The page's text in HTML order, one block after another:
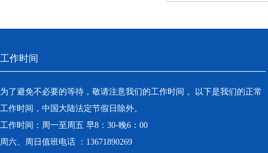
工作时间
为了避免不必要的等待，敬请注意我们的工作时间 。以下是我们的正常
工作时间，中国大陆法定节假日除外。
工作时间：周一至周五 早8：30-晚6：00
周六、周日值班电话 ：13671890269